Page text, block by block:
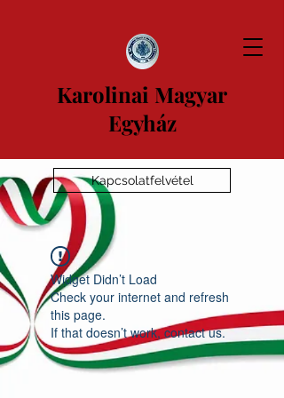
Karolinai Magyar
Egyház
Kapcsolatfelvétel
Widget Didn’t Load
Check your internet and refresh
this page.
If that doesn’t work, contact us.